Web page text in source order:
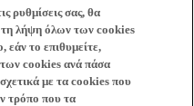
ρυθμίσεις σας, θα
τη λήψη όλων των cookies
το επιθυμείτε,
των cookies ανά πάσα
με τα cookies που
τρόπο που τα